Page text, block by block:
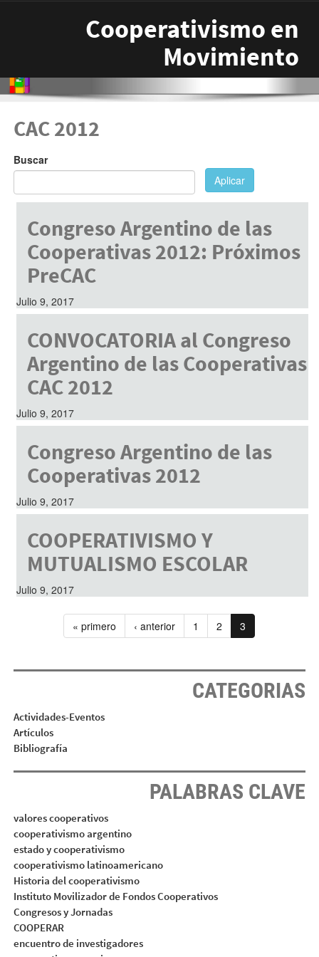
Cooperativismo en
Movimiento
CAC 2012
Buscar
Aplicar
Congreso Argentino de las
Cooperativas 2012: Próximos
PreCAC
Julio 9, 2017
CONVOCATORIA al Congreso
Argentino de las Cooperativas
CAC 2012
Julio 9, 2017
Congreso Argentino de las
Cooperativas 2012
Julio 9, 2017
COOPERATIVISMO Y
MUTUALISMO ESCOLAR
Julio 9, 2017
« primero ‹ anterior 1 2 3
CATEGORIAS
Actividades-Eventos
Artículos
Bibliografía
PALABRAS CLAVE
valores cooperativos
cooperativismo argentino
estado y cooperativismo
cooperativismo latinoamericano
Historia del cooperativismo
Instituto Movilizador de Fondos Cooperativos
Congresos y Jornadas
COOPERAR
encuentro de investigadores